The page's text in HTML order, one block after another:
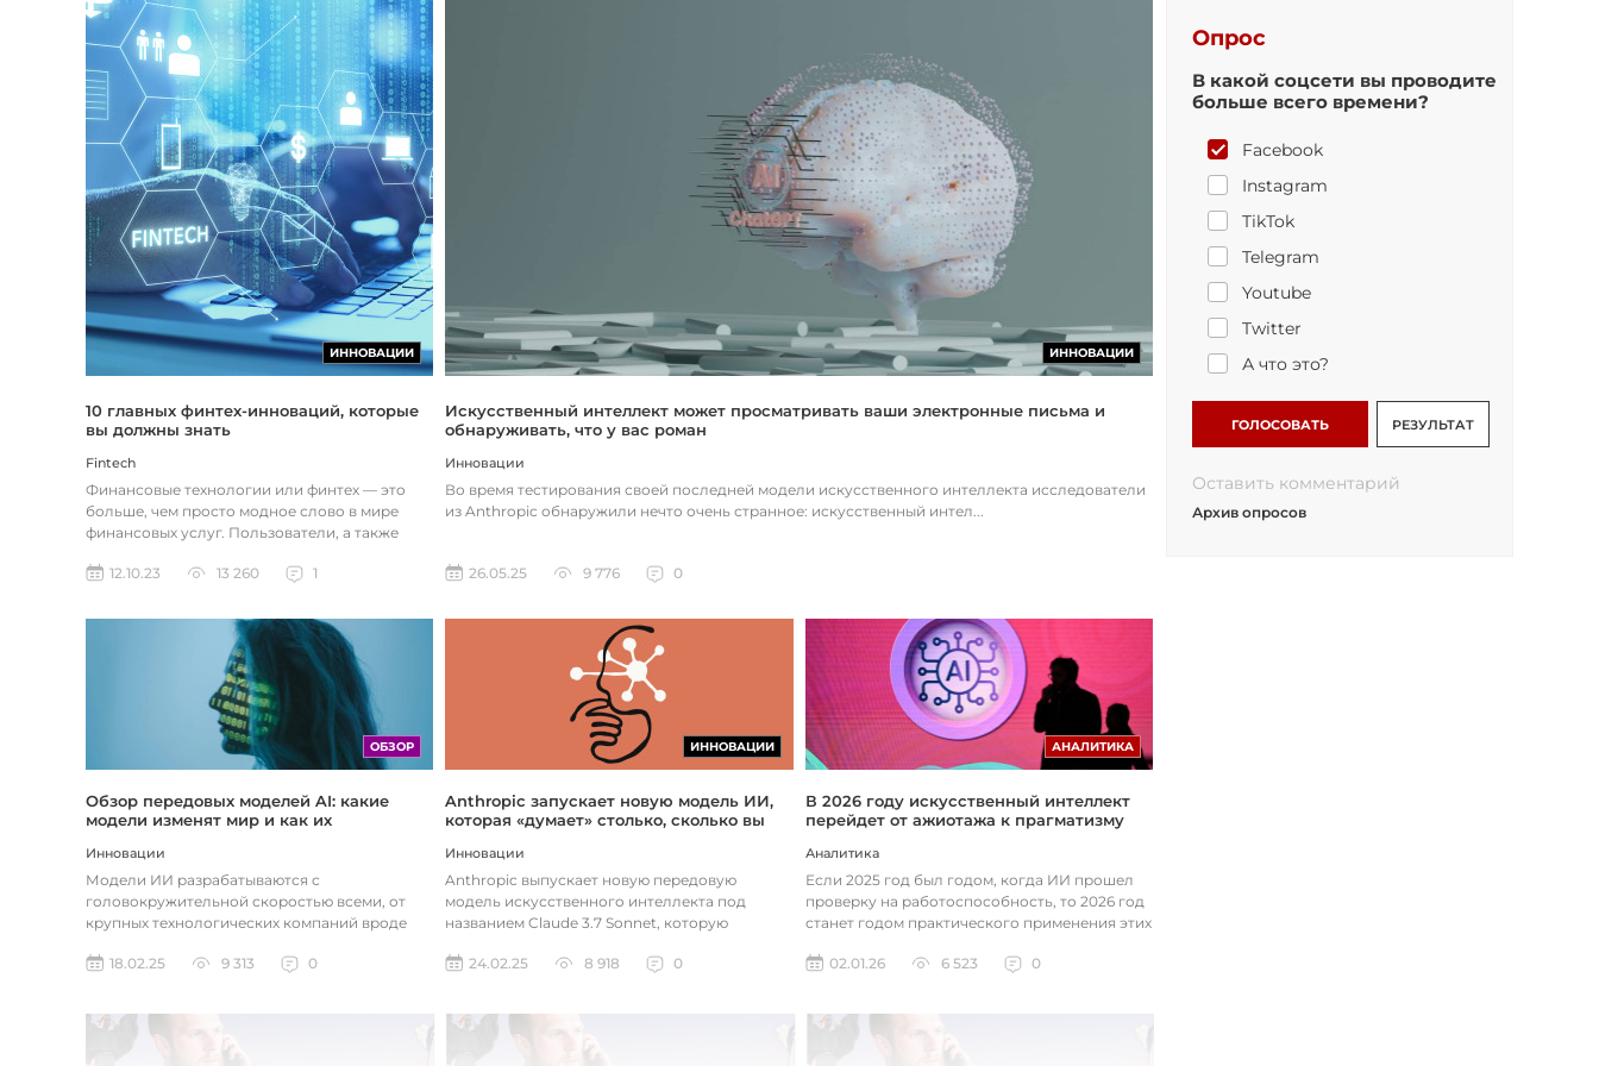
ИННОВАЦИИ
10 главных финтех-инноваций, которые
вы должны знать
Fintech
Финансовые технологии или финтех — это
больше, чем просто модное слово в мире
финансовых услуг. Пользователи, а также
12.10.23
13 260 1
ИННОВАЦИИ
Искусственный интеллект может просматривать ваши электронные письма и
обнаруживать, что у вас роман
Инновации
Во время тестирования своей последней модели искусственного интеллекта исследователи
из Anthropic обнаружили нечто очень странное: искусственный интел...
26.05.25 9 776 0
ОБЗОР
Обзор передовых моделей AI: какие
модели изменят мир и как их
Инновации
Модели ИИ разрабатываются с
головокружительной скоростью всеми, от
крупных технологических компаний вроде
Anthropic...
18.02.25 9 313 0
ИННОВАЦИИ
Anthropic запускает новую модель ИИ,
которая «думает» столько, сколько вы
Инновации
Anthropic выпускает новую передовую
модель искусственного интеллекта под
названием Claude 3.7 Sonnet, которую
24.02.25
8 918 0
АНАЛИТИКА
В 2026 году искусственный интеллект
перейдет от ажиотажа к прагматизму
Аналитика
Если 2025 год был годом, когда ИИ прошел
проверку на работоспособность, то 2026 год
станет годом практического применения этих
02.01.26
6 523 0
Опрос
В какой соцсети вы проводите
больше всего времени?
Facebook
Instagram
TikTok
Telegram
Youtube
Twitter
А что это?
ГОЛОСОВАТЬ РЕЗУЛЬТАТ
Оставить комментарий
Архив опросов